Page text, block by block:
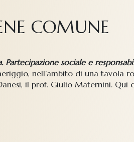
COMUNE
Partecipazione sociale e
nell’ambito di una tavola
il prof. Giulio Maternini. Qui